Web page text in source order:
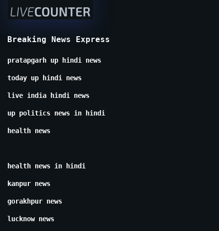
Breaking News Express
pratapgarh up hindi news
today up hindi news
live india hindi news
up politics news in hindi
health news
health news in hindi
kanpur news
gorakhpur news
lucknow news